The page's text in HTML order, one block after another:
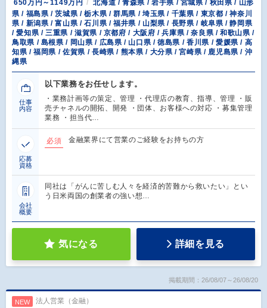
650万円～1149万円
北海道 / 青森県 / 岩手県 / 宮城県 / 秋田県 / 山形
県 / 福島県 / 茨城県 / 栃木県 / 群馬県 / 埼玉県 / 千葉県 / 東京都 / 神奈川
県 / 新潟県 / 富山県 / 石川県 / 福井県 / 山梨県 / 長野県 / 岐阜県 / 静岡県
/ 愛知県 / 三重県 / 滋賀県 / 京都府 / 大阪府 / 兵庫県 / 奈良県 / 和歌山県 /
鳥取県 / 島根県 / 岡山県 / 広島県 / 山口県 / 徳島県 / 香川県 / 愛媛県 / 高
知県 / 福岡県 / 佐賀県 / 長崎県 / 熊本県 / 大分県 / 宮崎県 / 鹿児島県 / 沖
縄県
仕事
内容
以下業務をお任せします。
・業務計画等の策定、管理 ・代理店の教育、指導、管理 ・販
売チャネルの開拓、開発 ・団体、お客様への対応 ・募集管理
業務 ・担当代…
応募
資格
必須 金融業界にて営業のご経験をお持ちの方
会社
概要
同社は「がんに苦しむ人々を経済的苦難から救いたい」とい
う日米両国の創業者の強い想…
気になる 詳細を見る
掲載期間：26/08/07～26/08/20
NEW 法人営業（金融）